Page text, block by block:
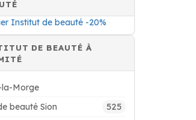
Institut de beauté -20%
DE BEAUTÉ À
Morge
beauté Sion
525